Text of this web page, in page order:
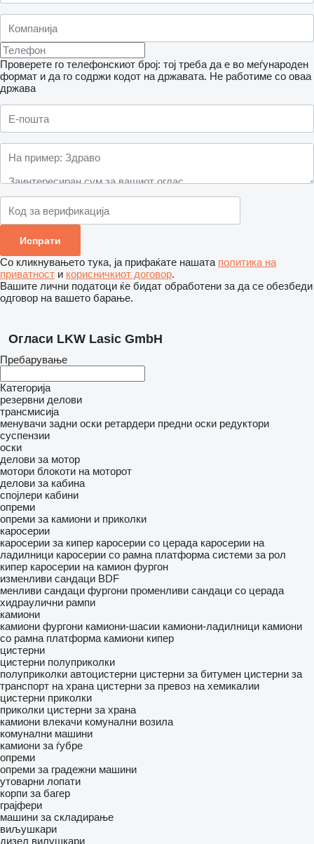
Проверете го телефонскиот број: тој треба да е во меѓународен
формат и да го содржи кодот на државата. Не работиме со оваа
држава
Со кликнувањето тука, ја прифаќате нашата политика на
приватност и корисничкиот договор.
Вашите лични податоци ќе бидат обработени за да се обезбеди
одговор на вашето барање.
Огласи LKW Lasic GmbH
Пребарување
Категорија
резервни делови
трансмисија
менувачи задни оски ретардери предни оски редуктори
суспензии
оски
делови за мотор
мотори блокоти на моторот
делови за кабина
спојлери кабини
опреми
опреми за камиони и приколки
каросерии
каросерии за кипер каросерии со церада каросерии на
ладилници каросерии со рамна платформа системи за рол
кипер каросерии на камион фургон
изменливи сандаци BDF
менливи сандаци фургони променливи сандаци со церада
хидраулични рампи
камиони
камиони фургони камиони-шасии камиони-ладилници камиони
со рамна платформа камиони кипер
цистерни
цистерни полуприколки
полуприколки автоцистерни цистерни за битумен цистерни за
транспорт на храна цистерни за превоз на хемикалии
цистерни приколки
приколки цистерни за храна
камиони влекачи комунални возила
комунални машини
камиони за ѓубре
опреми
опреми за градежни машини
утоварни лопати
корпи за багер
грајфери
машини за складирање
виљушкари
дизел вилушкари